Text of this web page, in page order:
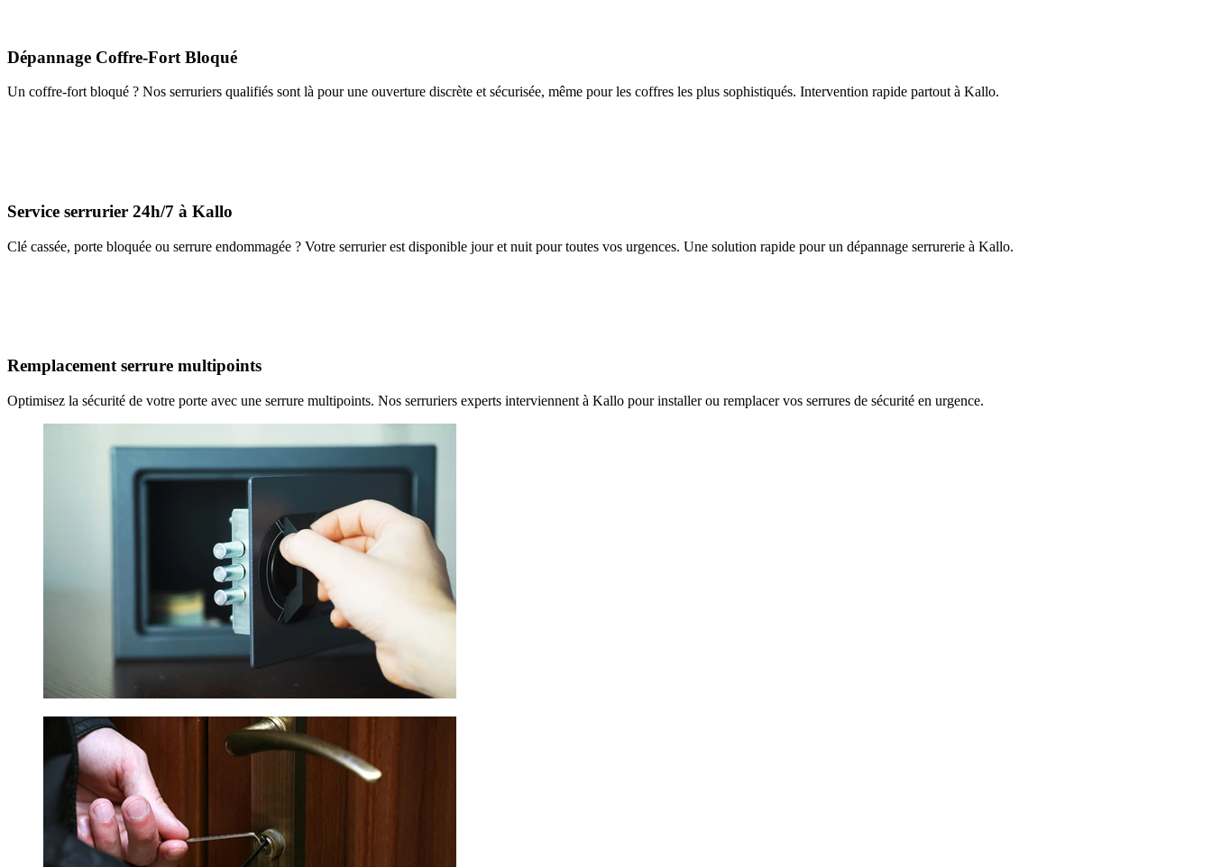
Dépannage Coffre-Fort Bloqué
Un coffre-fort bloqué ? Nos serruriers qualifiés sont là pour une ouverture discrète et sécurisée, même pour les coffres les plus sophistiqués. Intervention rapide partout à Kallo.
Service serrurier 24h/7 à Kallo
Clé cassée, porte bloquée ou serrure endommagée ? Votre serrurier est disponible jour et nuit pour toutes vos urgences. Une solution rapide pour un dépannage serrurerie à Kallo.
Remplacement serrure multipoints
Optimisez la sécurité de votre porte avec une serrure multipoints. Nos serruriers experts interviennent à Kallo pour installer ou remplacer vos serrures de sécurité en urgence.